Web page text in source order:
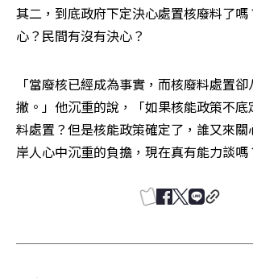
其二，到底政府下定決心處置核廢料了
心？民間有沒有決心？
「當廢核已經成為事實，而核廢料處置
撇。」他沉重的說，「如果核能政策不
料處置？但是核能政策確定了，誰又來
岸人心中沉重的負擔，現在真有能力談嗎